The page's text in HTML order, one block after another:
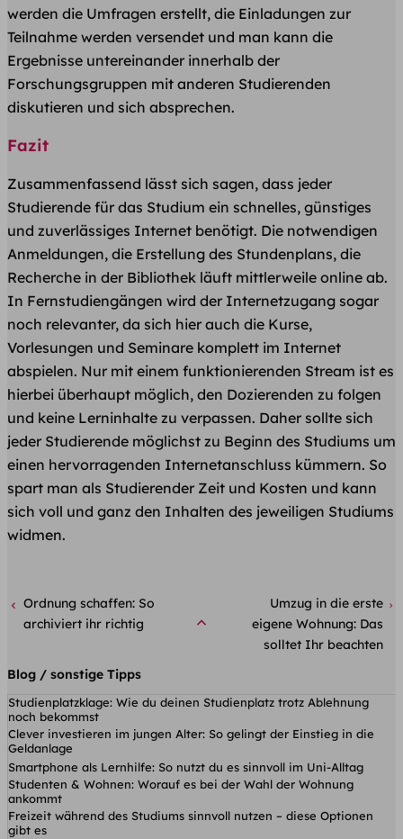
werden die Umfragen erstellt, die Einladungen zur
Teilnahme werden versendet und man kann die
Ergebnisse untereinander innerhalb der
Forschungsgruppen mit anderen Studierenden
diskutieren und sich absprechen.
Fazit
Zusammenfassend lässt sich sagen, dass jeder
Studierende für das Studium ein schnelles, günstiges
und zuverlässiges Internet benötigt. Die notwendigen
Anmeldungen, die Erstellung des Stundenplans, die
Recherche in der Bibliothek läuft mittlerweile online ab.
In Fernstudiengängen wird der Internetzugang sogar
noch relevanter, da sich hier auch die Kurse,
Vorlesungen und Seminare komplett im Internet
abspielen. Nur mit einem funktionierenden Stream ist es
hierbei überhaupt möglich, den Dozierenden zu folgen
und keine Lerninhalte zu verpassen. Daher sollte sich
jeder Studierende möglichst zu Beginn des Studiums um
einen hervorragenden Internetanschluss kümmern. So
spart man als Studierender Zeit und Kosten und kann
sich voll und ganz den Inhalten des jeweiligen Studiums
widmen.
Ordnung schaffen: So
archiviert ihr richtig
Umzug in die erste
eigene Wohnung: Das
solltet Ihr beachten
Blog / sonstige Tipps
Studienplatzklage: Wie du deinen Studienplatz trotz Ablehnung
noch bekommst
Clever investieren im jungen Alter: So gelingt der Einstieg in die
Geldanlage
Smartphone als Lernhilfe: So nutzt du es sinnvoll im Uni-Alltag
Studenten & Wohnen: Worauf es bei der Wahl der Wohnung
ankommt
Freizeit während des Studiums sinnvoll nutzen – diese Optionen
gibt es